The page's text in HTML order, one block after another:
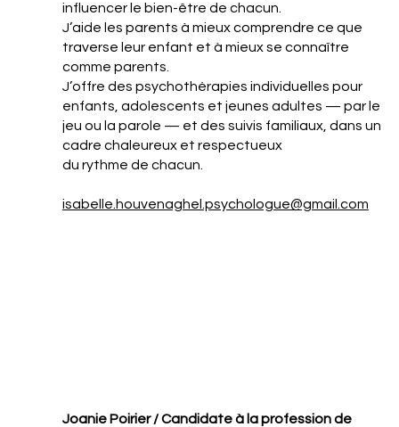
influencer le bien-être de chacun.
J’aide les parents à mieux comprendre ce que
traverse leur enfant et à mieux se connaître
comme parents.
J’offre des psychothérapies individuelles pour
enfants, adolescents et jeunes adultes — par le
jeu ou la parole — et des suivis familiaux, dans un
cadre chaleureux et respectueux
du rythme de chacun.
isabelle.houvenaghel.psychologue@gmail.com
Joanie Poirier / Candidate à la profession de